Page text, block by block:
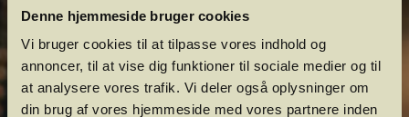
Denne hjemmeside bruger cookies
Vi bruger cookies til at tilpasse vores indhold og
annoncer, til at vise dig funktioner til sociale medier og til
at analysere vores trafik. Vi deler også oplysninger om
din brug af vores hjemmeside med vores partnere inden